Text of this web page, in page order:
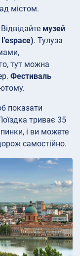
містом.
музей
. Тулуза
тут можна
Фестиваль
показати
триває 35
і ви можете
самостійно.